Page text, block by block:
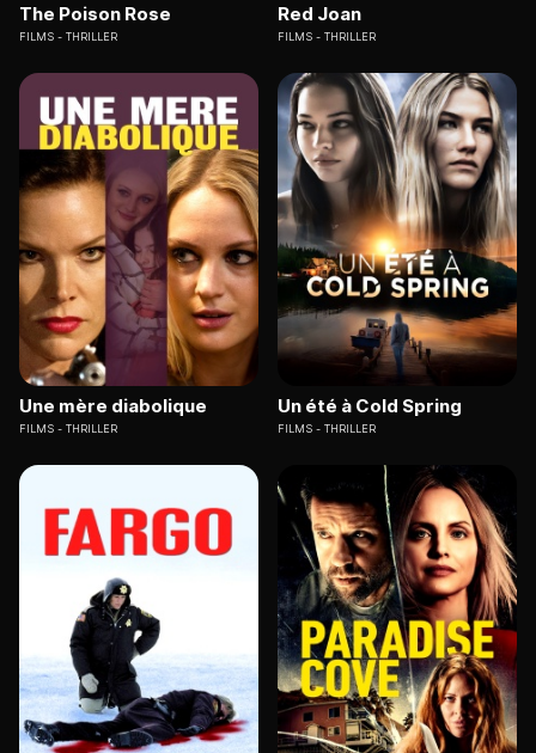
The Poison Rose
FILMS THRILLER
Red Joan
FILMS THRILLER
Une mère diabolique
FILMS THRILLER
Un été à Cold Spring
FILMS THRILLER